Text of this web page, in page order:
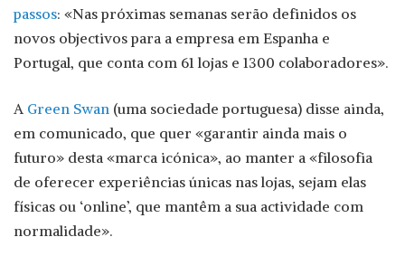
passos: «Nas próximas semanas serão definidos os
novos objectivos para a empresa em Espanha e
Portugal, que conta com 61 lojas e 1300 colaboradores».
A Green Swan (uma sociedade portuguesa) disse ainda,
em comunicado, que quer «garantir ainda mais o
futuro» desta «marca icónica», ao manter a «filosofia
de oferecer experiências únicas nas lojas, sejam elas
físicas ou ‘online’, que mantêm a sua actividade com
normalidade».